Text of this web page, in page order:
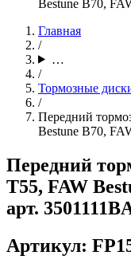
Bestune B70,
Главная
/
…
/
Тормозные
/
Передний
Bestune B70,
Передний
T55, FAW
арт.
Артикул: